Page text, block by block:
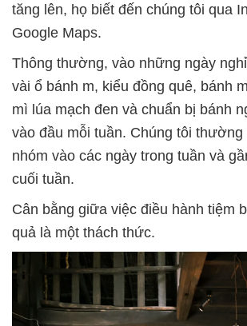
tăng lên, họ biết đến chúng tôi qua
Google Maps.
Thông thường, vào những ngày
vài ổ bánh m, kiểu đồng quê, bánh
mì lúa mạch đen và chuẩn bị bánh
vào đầu mỗi tuần. Chúng tôi thường
nhóm vào các ngày trong tuần và
cuối tuần.
Cân bằng giữa việc điều hành tiệm
quả là một thách thức.